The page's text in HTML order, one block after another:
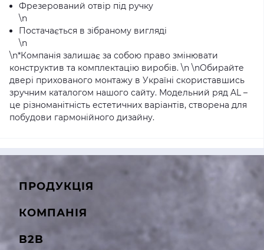
Фрезерований отвір під ручку
\n
Постачається в зібраному вигляді
\n
\n*Компанія залишає за собою право змінювати
конструктив та комплектацію виробів. \n \nОбирайте
двері прихованого монтажу в Україні скориставшись
зручним каталогом нашого сайту. Модельний ряд AL –
це різноманітність естетичних варіантів, створена для
побудови гармонійного дизайну.
ПРОДУКЦІЯ
КОМПАНІЯ
B2B